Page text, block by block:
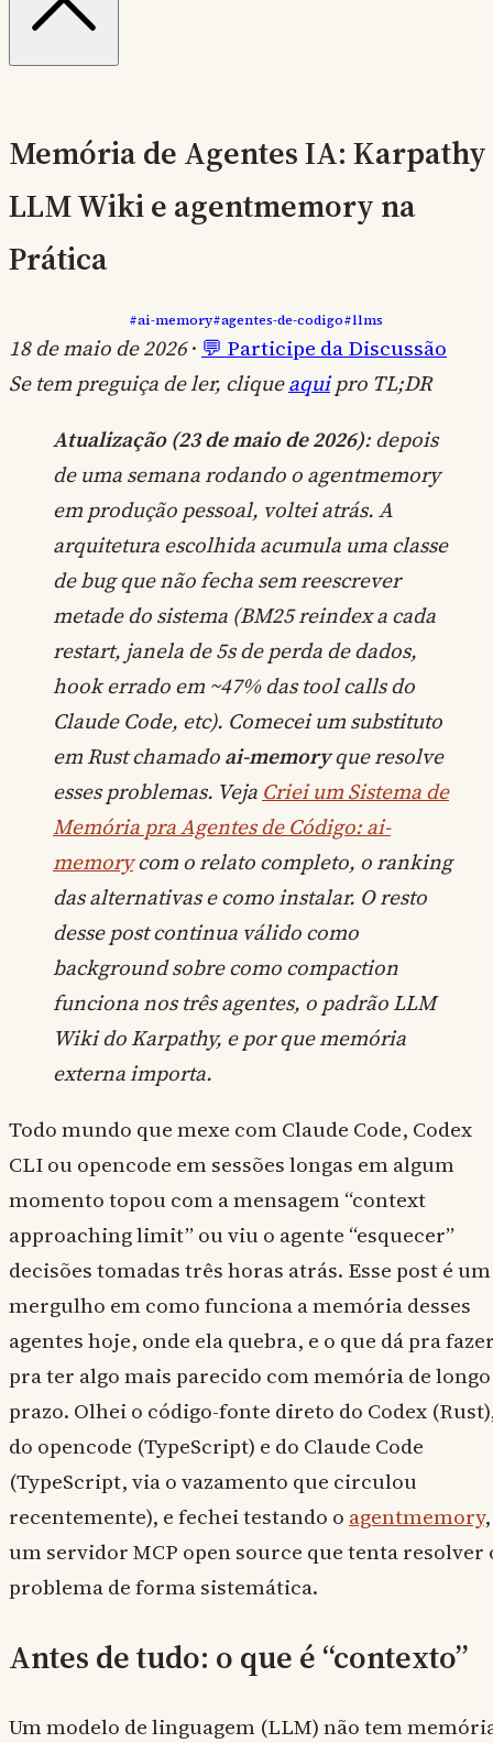
Memória de Agentes IA: Karpathy
LLM Wiki e agentmemory na
Prática
#ai-memory#agentes-de-codigo#llms
18 de maio de 2026· 💬 Participe da Discussão
Se tem preguiça de ler, cliqueaquipro TL;DR
Atualização (23 de maio de 2026): depois
de uma semana rodando o agentmemory
em produção pessoal, voltei atrás. A
arquitetura escolhida acumula uma classe
de bug que não fecha sem reescrever
metade do sistema (BM25 reindex a cada
restart, janela de 5s de perda de dados,
hook errado em ~47% das tool calls do
Claude Code, etc). Comecei um substituto
em Rust chamadoai-memoryque resolve
esses problemas. Veja Criei um Sistema de
Memória pra Agentes de Código: ai-
memorycom o relato completo, o ranking
das alternativas e como instalar. O resto
desse post continua válido como
background sobre como compaction
funciona nos três agentes, o padrão LLM
Wiki do Karpathy, e por que memória
externa importa.
Todo mundo que mexe com Claude Code, Codex
CLI ou opencode em sessões longas em algum
momento topou com a mensagem “context
approaching limit” ou viu o agente “esquecer”
decisões tomadas três horas atrás. Esse post é um
mergulho em como funciona a memória desses
agentes hoje, onde ela quebra, e o que dá pra
pra ter algo mais parecido com memória de longo
prazo. Olhei o código-fonte direto do Codex
do opencode (TypeScript) e do Claude Code
(TypeScript, via o vazamento que circulou
recentemente), e fechei testando o agentmemory,
um servidor MCP open source que tenta resolver
problema de forma sistemática.
Antes de tudo: o que é “contexto”
Um modelo de linguagem (LLM) não tem